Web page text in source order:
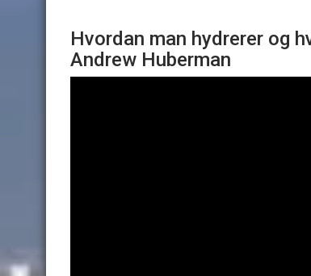
Hvordan man hydrerer og
Andrew Huberman